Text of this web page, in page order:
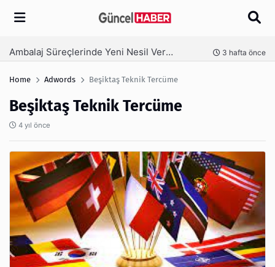
Arama
Ambalaj Süreçlerinde Yeni Nesil Verimliliği Olimpack ile Yakalayın 3 hafta önce
Home Adwords Beşiktaş Teknik Tercüme
Beşiktaş Teknik Tercüme
4 yıl önce